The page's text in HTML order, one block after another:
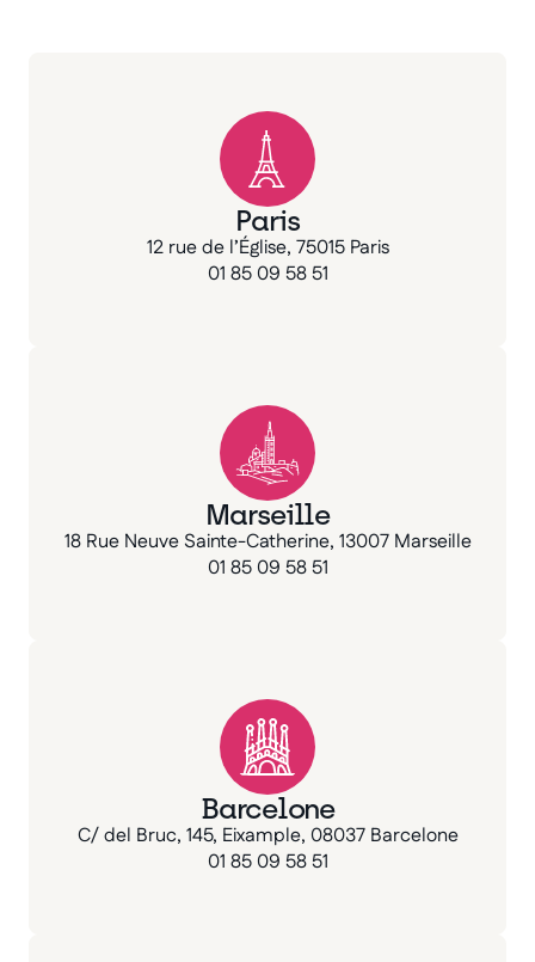
Paris
12 rue de l’Église, 75015 Paris
01 85 09 58 51
Marseille
18 Rue Neuve Sainte-Catherine, 13007 Marseille
01 85 09 58 51
Barcelone
C/ del Bruc, 145, Eixample, 08037 Barcelone
01 85 09 58 51